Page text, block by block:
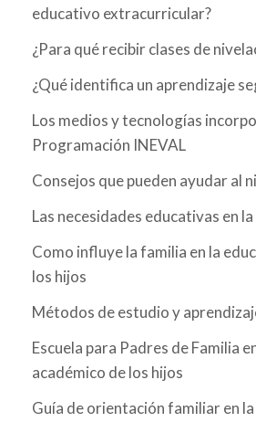
educativo extracurricular?
¿Para qué recibir clases de
¿Qué identifica un aprendizaje
Los medios y tecnologías
Programación INEVAL
Consejos que pueden ayudar al
Las necesidades educativas en
Como influye la familia en la
los hijos
Métodos de estudio y
Escuela para Padres de Familia
académico de los hijos
Guía de orientación familiar en